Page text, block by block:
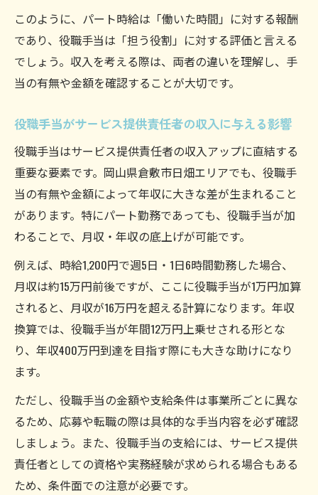
このように、パート時給は「働いた時間」に対する報酬
であり、役職手当は「担う役割」に対する評価と言える
でしょう。収入を考える際は、両者の違いを理解し、手
当の有無や金額を確認することが大切です。
役職手当がサービス提供責任者の収入に与える影響
役職手当はサービス提供責任者の収入アップに直結する
重要な要素です。岡山県倉敷市日畑エリアでも、役職手
当の有無や金額によって年収に大きな差が生まれること
があります。特にパート勤務であっても、役職手当が加
わることで、月収・年収の底上げが可能です。
例えば、時給1,200円で週5日・1日6時間勤務した場合、
月収は約15万円前後ですが、ここに役職手当が1万円加算
されると、月収が16万円を超える計算になります。年収
換算では、役職手当が年間12万円上乗せされる形とな
り、年収400万円到達を目指す際にも大きな助けになり
ます。
ただし、役職手当の金額や支給条件は事業所ごとに異な
るため、応募や転職の際は具体的な手当内容を必ず確認
しましょう。また、役職手当の支給には、サービス提供
責任者としての資格や実務経験が求められる場合もある
ため、条件面での注意が必要です。